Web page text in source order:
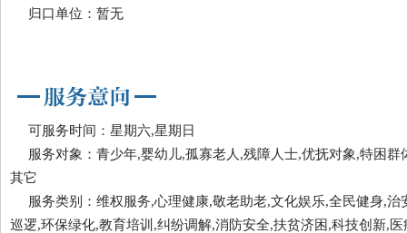
归口单位：暂无
可服务时间：星期六,星期日
服务对象：青少年,婴幼儿,孤寡老人,残障人士,优抚对象,特困群
其它
服务类别：维权服务,心理健康,敬老助老,文化娱乐,全民健身,治
巡逻,环保绿化,教育培训,纠纷调解,消防安全,扶贫济困,科技创新,医